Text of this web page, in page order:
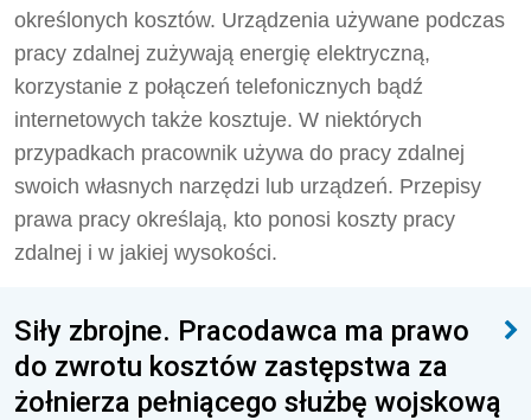
określonych kosztów. Urządzenia używane podczas
pracy zdalnej zużywają energię elektryczną,
korzystanie z połączeń telefonicznych bądź
internetowych także kosztuje. W niektórych
przypadkach pracownik używa do pracy zdalnej
swoich własnych narzędzi lub urządzeń. Przepisy
prawa pracy określają, kto ponosi koszty pracy
zdalnej i w jakiej wysokości.
Siły zbrojne. Pracodawca ma prawo
do zwrotu kosztów zastępstwa za
żołnierza pełniącego służbę wojskową